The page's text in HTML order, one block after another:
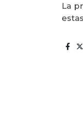
La